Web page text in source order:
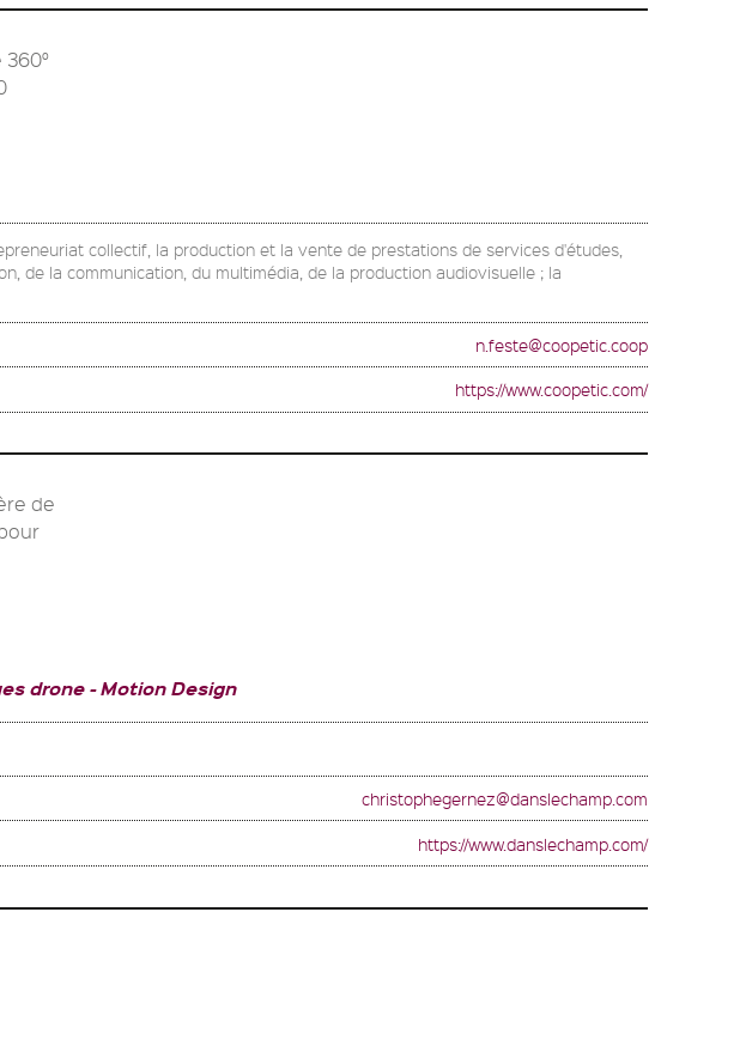
collectif, la production et la vente de prestations de services d'études,
de la communication, du multimédia, de la production audiovisuelle ; la
n.feste@coopetic.coop
https://www.coopetic.com/
de
drone Motion Design
christophegernez@danslechamp.com
https://www.danslechamp.com/